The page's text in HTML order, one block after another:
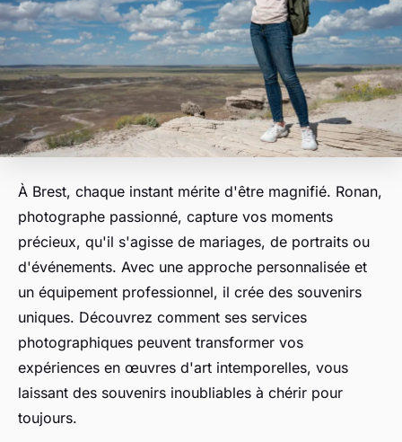
À Brest, chaque instant mérite d'être magnifié. Ronan,
photographe passionné, capture vos moments
précieux, qu'il s'agisse de mariages, de portraits ou
d'événements. Avec une approche personnalisée et
un équipement professionnel, il crée des souvenirs
uniques. Découvrez comment ses services
photographiques peuvent transformer vos
expériences en œuvres d'art intemporelles, vous
laissant des souvenirs inoubliables à chérir pour
toujours.